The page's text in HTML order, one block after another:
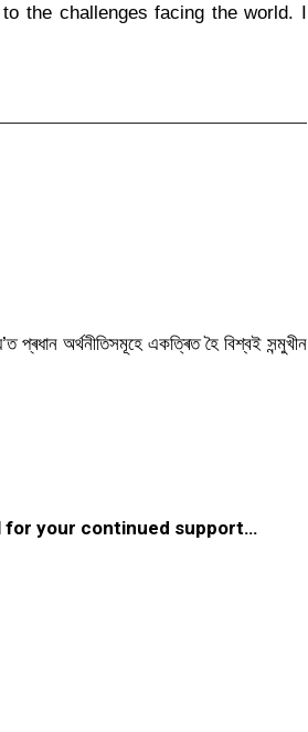
the challenges facing the world. I
অৰ্থনীতিসমূহে একত্ৰিত হৈ বিশ্বই সন্মুখীন
for your continued support…